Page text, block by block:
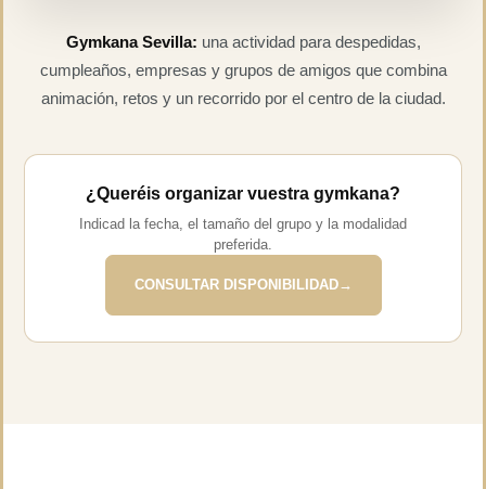
Gymkana Sevilla: una actividad para despedidas,
cumpleaños, empresas y grupos de amigos que combina
animación, retos y un recorrido por el centro de la ciudad.
¿Queréis organizar vuestra gymkana?
Indicad la fecha, el tamaño del grupo y la modalidad
preferida.
CONSULTAR DISPONIBILIDAD→